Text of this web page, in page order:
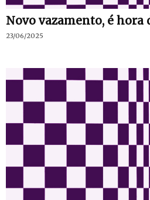
Novo vazamento, é hora
23/06/2025